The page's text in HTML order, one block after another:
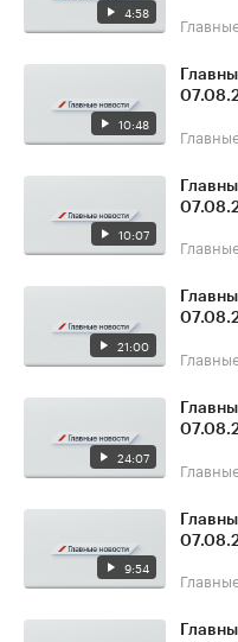
4:58
10:48
10:07
21:00
24:07
9:54